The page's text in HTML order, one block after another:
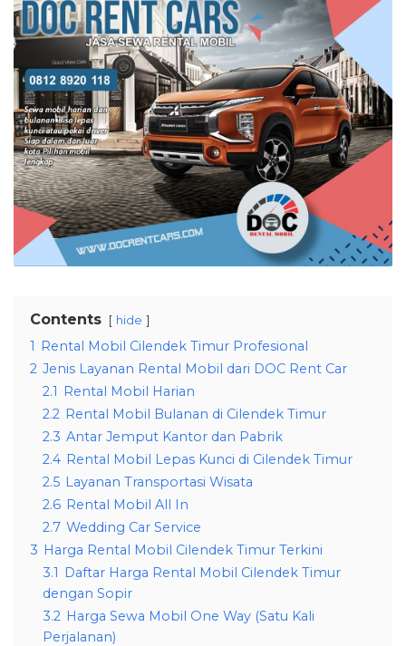
Contents hide
1 Rental Mobil Cilendek Timur Profesional
2 Jenis Layanan Rental Mobil dari DOC Rent Car
2.1 Rental Mobil Harian
2.2 Rental Mobil Bulanan di Cilendek Timur
2.3 Antar Jemput Kantor dan Pabrik
2.4 Rental Mobil Lepas Kunci di Cilendek Timur
2.5 Layanan Transportasi Wisata
2.6 Rental Mobil All In
2.7 Wedding Car Service
3 Harga Rental Mobil Cilendek Timur Terkini
3.1 Daftar Harga Rental Mobil Cilendek Timur
dengan Sopir
3.2 Harga Sewa Mobil One Way (Satu Kali
Perjalanan)